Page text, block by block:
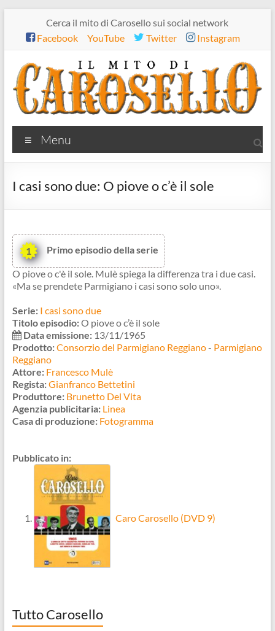
contenuto
Cerca il mito di Carosello sui social network
Facebook
YouTube Twitter Instagram
Il
mito
di
Menu
I casi sono due: O piove o c’è il sole
1 Primo episodio della serie
O piove o c'è il sole. Mulè spiega la differenza tra i due casi.
«Ma se prendete Parmigiano i casi sono solo uno».
Serie: I casi sono due
Titolo episodio:O piove o c’è il sole
Data emissione:13/11/1965
Prodotto:Consorzio del Parmigiano Reggiano- Parmigiano
Reggiano
Attore: Francesco Mulè
Regista:Gianfranco Bettetini
Produttore: Brunetto Del Vita
Agenzia publicitaria: Linea
Casa di produzione: Fotogramma
Pubblicato in:
Caro Carosello (DVD 9)
Tutto Carosello